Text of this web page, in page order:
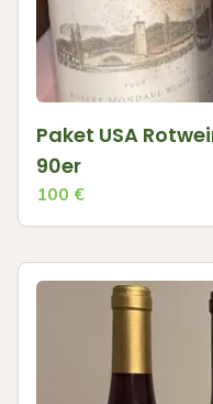
Paket USA
90er
100 €